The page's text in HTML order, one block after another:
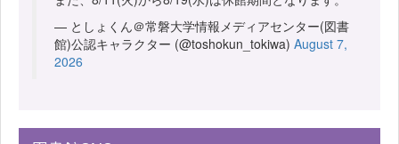
— としょくん＠常磐大学情報メディアセンター(図書
館)公認キャラクター (@toshokun_tokiwa) August 7,
2026